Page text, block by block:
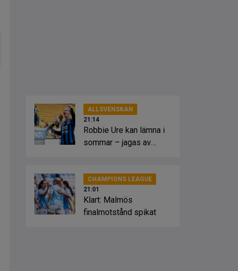
ALLSVENSKAN
21:14
Robbie Ure kan lämna i
sommar – jagas av
CHAMPIONS LEAGUE
21:01
Klart: Malmös
finalmotstånd spikat